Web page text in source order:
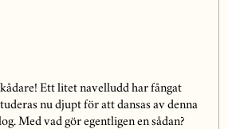
Ett litet navelludd har fångat
nu djupt för att dansas av denna
Med vad gör egentligen en sådan?